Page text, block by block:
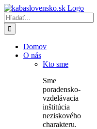
Skip
to
content
Hľadať:
Domov
O nás
Kto sme
Sme
poradensko-
vzdelávacia
inštitúcia
neziskového
charakteru.